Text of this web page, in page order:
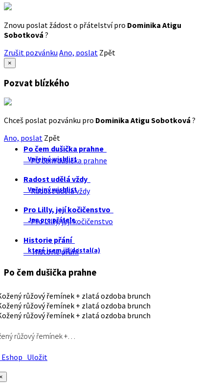
Znovu poslat žádost o přátelství pro Dominika Atigu
Sobotková ?
Zrušit pozvánku Ano, poslat Zpět
×
Pozvat blízkého
Chceš poslat pozvánku pro Dominika Atigu Sobotková ?
Ano, poslat Zpět
Po čem dušička prahne
Veřejný wishlist
Po čem dušička prahne
Radost udělá vždy
Veřejný wishlist
Radost udělá vždy
Pro Lilly, její kočičenstvo
Jen pro přátele
Pro Lilly, její kočičenstvo
Historie přání
které jsem již dostal(a)
Historie přání
Po čem dušička prahne
růžový řemínek +…
Uložit